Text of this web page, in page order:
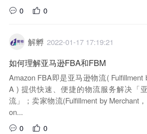
0
0
解孵 2022-01-17 17:19:21
如何理解亚马逊FBA和FBM
Amazon FBA即是亚马逊物流( Fulfillment
A ) 提供快速、便捷的物流服务解决「
流」；卖家物流(Fulfillment by Merchant
on...
0
0